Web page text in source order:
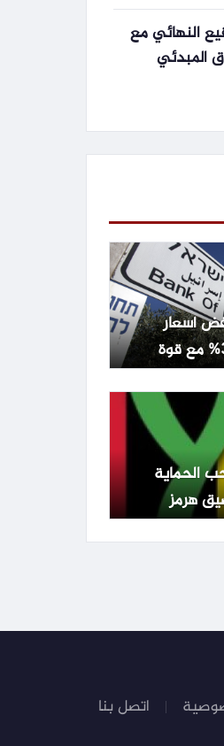
النهائي مع
المبدئي
أسعار
الفائدة إلى 3.75% مع قوة
الحماية
هرمز
بالدفاع
اتصل بنا